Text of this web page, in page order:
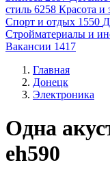
стиль 6258 Красота и
Спорт и отдых 1550
Стройматериалы и
Вакансии 1417
Главная
Донецк
Электроника
Одна
eh590